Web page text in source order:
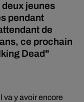
jeunes
pendant
de
ce prochain
Dead"
va y avoir encore